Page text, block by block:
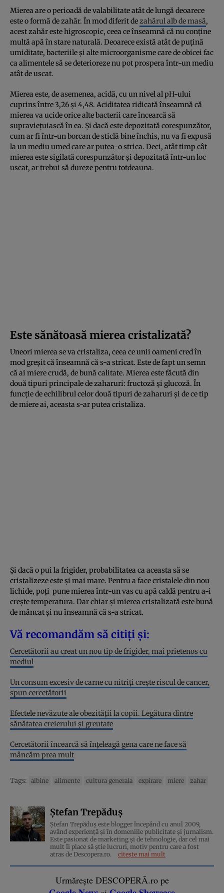
Mierea are o perioadă de valabilitate atât de lungă deoarece
este o formă de zahăr. În mod diferit dezahărul alb de masă,
acest zahăr este higroscopic, ceea ce înseamnă că nu conține
multă apă în stare naturală. Deoarece există atât de puțină
umiditate, bacteriile și alte microorganisme care de obicei fac
ca alimentele să se deterioreze nu pot prospera într-un mediu
atât de uscat.
Mierea este, de asemenea, acidă, cu un nivel al pH-ului
cuprins între 3,26 și 4,48. Aciditatea ridicată înseamnă că
mierea va ucide orice alte bacterii care încearcă să
supraviețuiască în ea. Și dacă este depozitată corespunzător,
cum ar fi într-un borcan de sticlă bine închis, nu va fi expusă
la un mediu umed care ar putea-o strica. Deci, atât timp cât
mierea este sigilată corespunzător și depozitată într-un loc
uscat, ar trebui să dureze pentru totdeauna.
Este sănătoasă mierea cristalizată?
Uneori mierea se va cristaliza, ceea ce unii oameni cred în
mod greșit că înseamnă că s-a stricat. Este de fapt un semn
că ai miere crudă, de bună calitate. Mierea este făcută din
două tipuri principale de zaharuri: fructoză și glucoză. În
funcție de echilibrul celor două tipuri de zaharuri și de ce tip
de miere ai, aceasta s-ar putea cristaliza.
Și dacă o pui la frigider, probabilitatea ca aceasta să se
cristalizeze este și mai mare. Pentru a face cristalele din nou
lichide, poți pune mierea într-un vas cu apă caldă pentru a-i
crește temperatura. Dar chiar și mierea cristalizată este bună
de mâncat și nu înseamnă că s-a stricat.
Vă recomandăm să citiți și:
Cercetătorii au creat un nou tip de frigider, mai prietenos cu
mediul
Un consum excesiv de carne cu nitriți crește riscul de cancer,
spun cercetătorii
Efectele nevăzute ale obezității la copii. Legătura dintre
sănătatea creierului și greutate
Cercetătorii încearcă să înțeleagă gena care ne face să
mâncăm prea mult
Tags: albine alimente cultura generala expirare miere zahar
Ștefan Trepăduș
Ștefan Trepăduș este blogger începând cu anul 2009,
având experiență și în domeniile publicitate și jurnalism.
Este pasionat de marketing și de tehnologie, dar cel mai
mult îi place să știe lucruri, motiv pentru care a fost
atras de Descopera.ro.
citește mai mult
Urmărește DESCOPERĂ.ro pe